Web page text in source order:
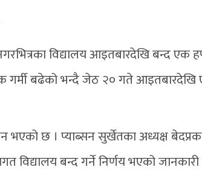
विद्यालय आइतबारदेखि बन्द एक
गर्मी बढेको भन्दै जेठ २० गते आइतबारदेखि
भएको छ । प्याब्सन सुर्खेतका अध्यक्ष
विद्यालय बन्द गर्ने निर्णय भएको जानकारी